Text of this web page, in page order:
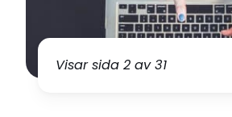
Visar sida 2 av 31